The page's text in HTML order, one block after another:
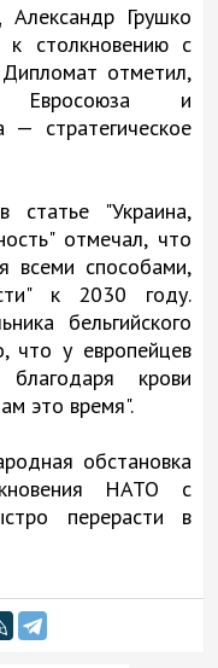
Грушко
к столкновению с
отметил,
и
— стратегическое
"Украина,
отмечал, что
всеми способами,
к 2030 году.
бельгийского
что у европейцев
крови
это время".
обстановка
НАТО с
перерасти в